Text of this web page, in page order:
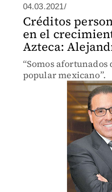
04.03.2021/
Créditos
en el
Azteca:
“Somos
popular mexicano”.